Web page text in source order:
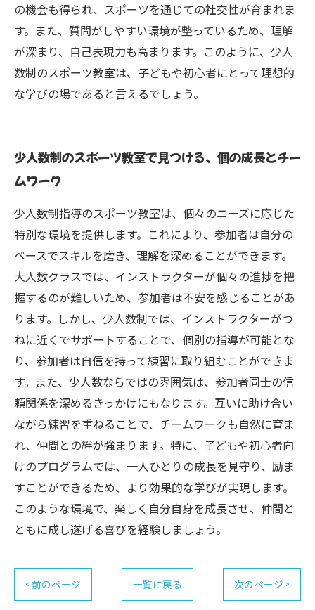
の機会も得られ、スポーツを通じての社交性が育まれま
す。また、質問がしやすい環境が整っているため、理解
が深まり、自己表現力も高まります。このように、少人
数制のスポーツ教室は、子どもや初心者にとって理想的
な学びの場であると言えるでしょう。
少人数制のスポーツ教室で見つける、個の成長とチー
ムワーク
少人数制指導のスポーツ教室は、個々のニーズに応じた
特別な環境を提供します。これにより、参加者は自分の
ペースでスキルを磨き、理解を深めることができます。
大人数クラスでは、インストラクターが個々の進捗を把
握するのが難しいため、参加者は不安を感じることがあ
ります。しかし、少人数制では、インストラクターがつ
ねに近くでサポートすることで、個別の指導が可能とな
り、参加者は自信を持って練習に取り組むことができま
す。また、少人数ならではの雰囲気は、参加者同士の信
頼関係を深めるきっかけにもなります。互いに助け合い
ながら練習を重ねることで、チームワークも自然に育ま
れ、仲間との絆が強まります。特に、子どもや初心者向
けのプログラムでは、一人ひとりの成長を見守り、励ま
すことができるため、より効果的な学びが実現します。
このような環境で、楽しく自分自身を成長させ、仲間と
ともに成し遂げる喜びを経験しましょう。
< 前のページ 一覧に戻る 次のページ >